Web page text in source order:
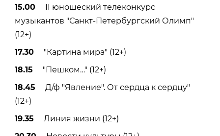
15.00 II юношеский телеконкурс
музыкантов "Санкт-Петербургский Олимп"
(12+)
17.30 "Картина мира" (12+)
18.15 "Пешком…" (12+)
18.45 Д/ф "Явление". От сердца к сердцу"
(12+)
19.35 Линия жизни (12+)